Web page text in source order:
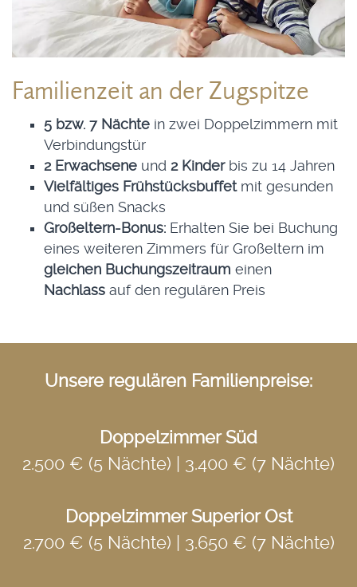
Familienzeit an der Zugspitze
5 bzw. 7 Nächte in zwei Doppelzimmern mit
Verbindungstür
2 Erwachsene und 2 Kinderbis zu 14 Jahren
Vielfältiges Frühstücksbuffetmit gesunden
und süßen Snacks
Großeltern-Bonus: Erhalten Sie bei Buchung
eines weiteren Zimmers für Großeltern im
gleichen Buchungszeitraum einen
Nachlass auf den regulären Preis
Unsere regulären Familienpreise:
Doppelzimmer Süd
2.500 € (5 Nächte) | 3.400 € (7 Nächte)
Doppelzimmer Superior Ost
2.700 € (5 Nächte) | 3.650 € (7 Nächte)